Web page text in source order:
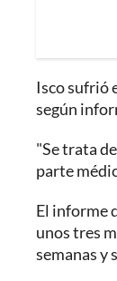
Isco sufrió
según
"Se trata
parte
El informe
unos tres
semanas y